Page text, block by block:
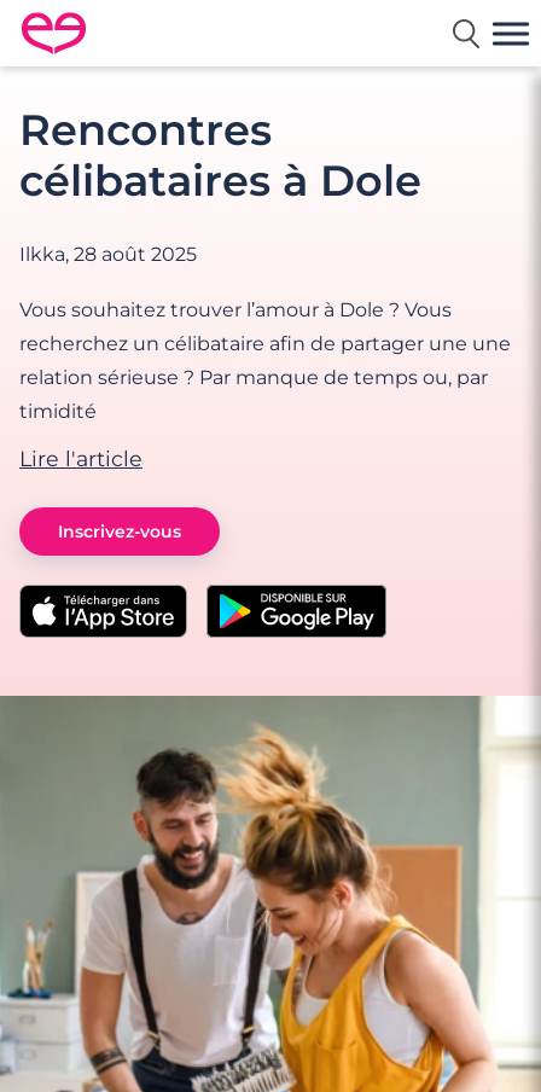
Rencontre en France avec Meetic
Rencontres
célibataires à Dole
Ilkka, 28 août 2025
Vous souhaitez trouver l’amour à Dole ? Vous
recherchez un célibataire afin de partager une une
relation sérieuse ? Par manque de temps ou, par
timidité
Lire l'article
Inscrivez-vous